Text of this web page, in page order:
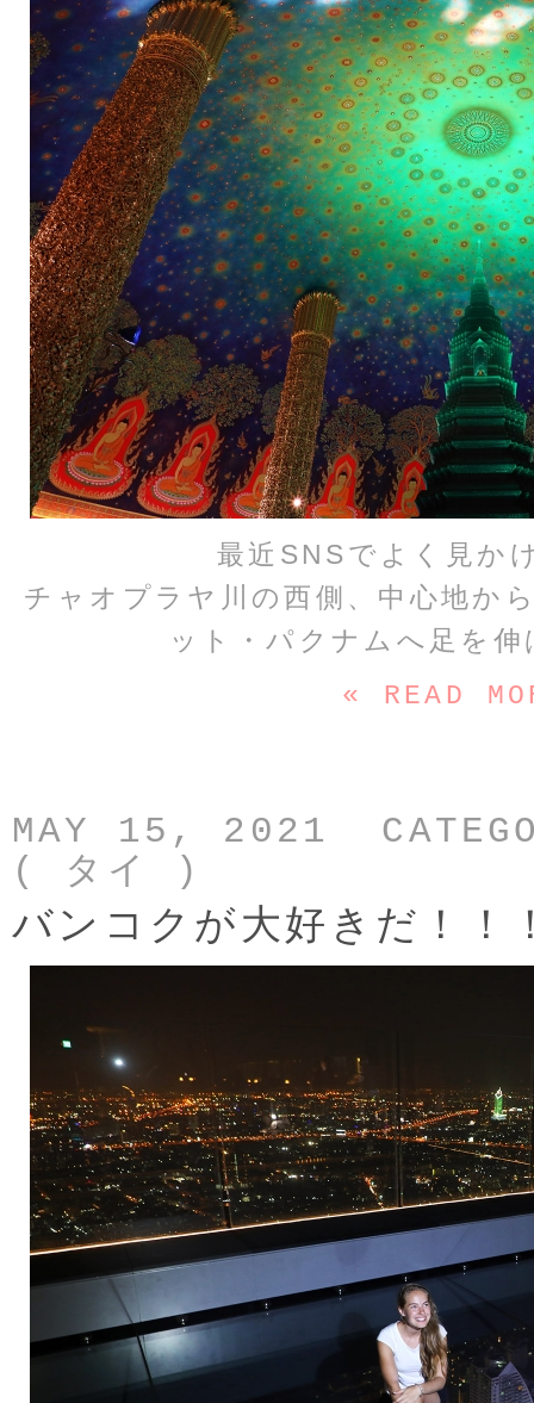
最近SNSでよく見か
チャオプラヤ川の西側、中心地か
ット・パクナムへ足を
« READ
MAY 15, 2021
( タイ )
バンコクが大好きだ！！